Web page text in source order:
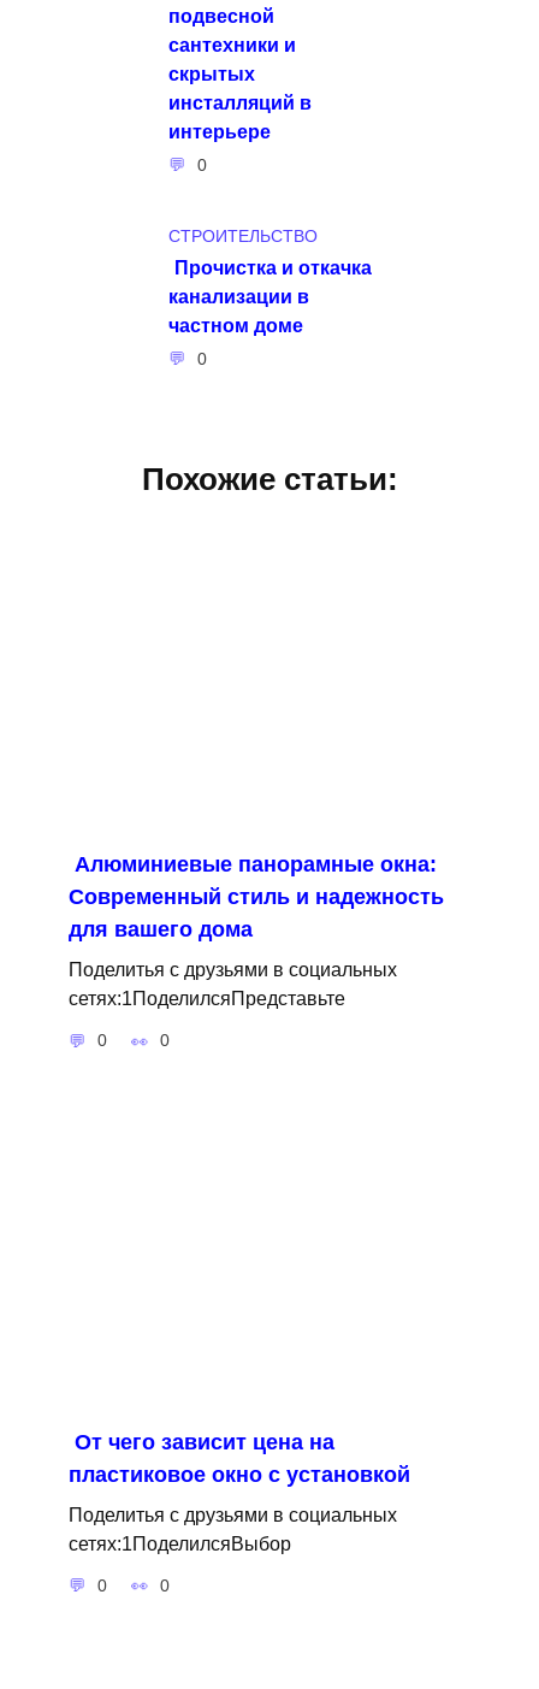
подвесной
сантехники и
скрытых
инсталляций в
интерьере
0
СТРОИТЕЛЬСТВО
Прочистка и откачка
канализации в
частном доме
0
Похожие статьи:
Алюминиевые панорамные окна:
Современный стиль и надежность
для вашего дома
Поделитья с друзьями в социальных
сетях:1ПоделилсяПредставьте
0 0
От чего зависит цена на
пластиковое окно с установкой
Поделитья с друзьями в социальных
сетях:1ПоделилсяВыбор
0 0